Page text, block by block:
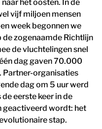
het oosten. In de
vijf miljoen mensen
week begonnen we
de zogenaamde Richtlijn
de vluchtelingen snel
dag gaven 70.000
Partner-organisaties
dag om 5 uur werd
eerste keer in de
geactiveerd wordt: het
stap.